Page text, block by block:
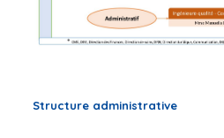
Structure administrative